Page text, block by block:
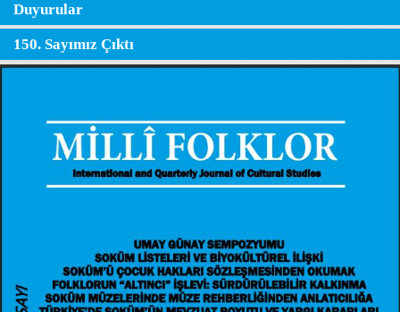
Duyurular
150. Sayımız Çıktı